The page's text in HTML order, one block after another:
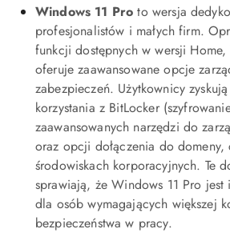
Windows 11 Pro to wersja
profesjonalistów i małych firm.
funkcji dostępnych w wersji
oferuje zaawansowane opcje
zabezpieczeń. Użytkownicy
korzystania z BitLocker
zaawansowanych narzędzi do
oraz opcji dołączenia do
środowiskach korporacyjnych. Te
sprawiają, że Windows 11 Pro jest
dla osób wymagających większej
bezpieczeństwa w pracy.